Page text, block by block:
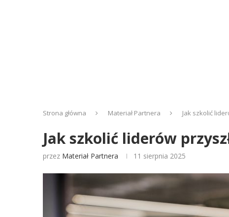
Strona główna Materiał Partnera Jak szkolić
Jak szkolić liderów
przez Materiał Partnera 11 sierpnia 2025